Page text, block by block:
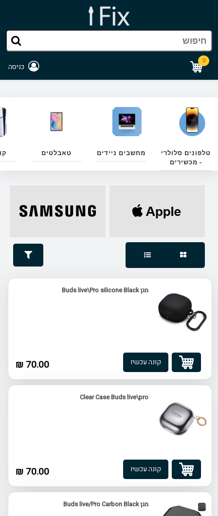
0
כניסה
טלפונים סלולרי
- מכשירים
מחשבים ניידים טאבלטים
מגן Buds live\Pro silicone Black
70.00 ₪ קונה עכשיו
Clear Case Buds live\pro
70.00 ₪ קונה עכשיו
מגן Buds live/Pro Carbon Black